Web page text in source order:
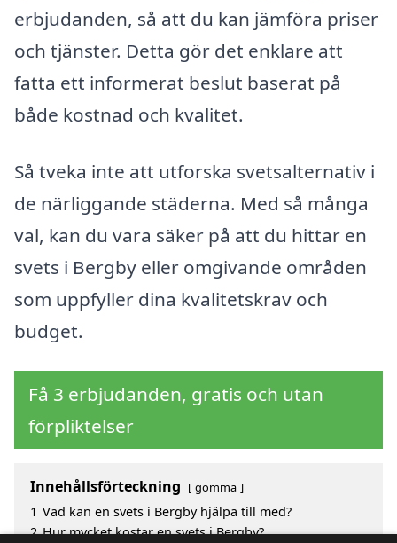
erbjudanden, så att du kan jämföra priser
och tjänster. Detta gör det enklare att
fatta ett informerat beslut baserat på
både kostnad och kvalitet.
Så tveka inte att utforska svetsalternativ i
de närliggande städerna. Med så många
val, kan du vara säker på att du hittar en
svets i Bergby eller omgivande områden
som uppfyller dina kvalitetskrav och
budget.
Få 3 erbjudanden, gratis och utan
förpliktelser
Innehållsförteckning gömma
1 Vad kan en svets i Bergby hjälpa till med?
2 Hur mycket kostar en svets i Bergby?